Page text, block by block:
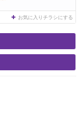
お気に入りチラシにする